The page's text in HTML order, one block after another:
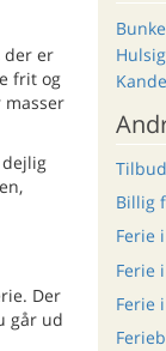
der er
frit og
masser
Der
går ud
Hulsig
Billig
Ferie
Ferie
Ferie